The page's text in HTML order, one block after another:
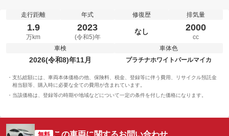
走行距離
1.9
万km
年式
2023
(令和5)年
修復歴
なし
排気量
2000
cc
車検
2026(令和8)年11月
車体色
プラチナホワイトパールマイカ
支払総額には、車両本体価格の他、保険料、税金、登録等に伴う費用、リサイクル預託金
相当額等、購入時に必要な全ての費用が含まれています。
当該価格は、登録等の時期や地域などについて一定の条件を付した価格になります。
無料 この車両に関するお問い合わせ